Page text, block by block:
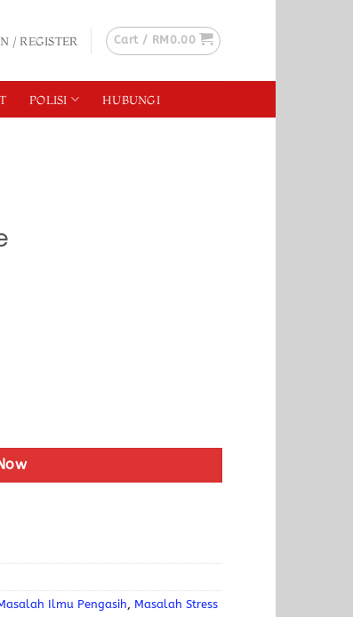
/ REGISTER Cart / RM 0.00
POLISI HUBUNGI
Ilmu Pengasih
Masalah Stress